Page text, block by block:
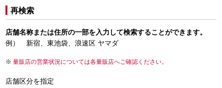
再検索
店舗名称または住所の一部を入力して検索することができます。
例） 新宿、東池袋、浪速区 ヤマダ
量販店の営業状況については各量販店へご確認ください。
店舗区分を指定